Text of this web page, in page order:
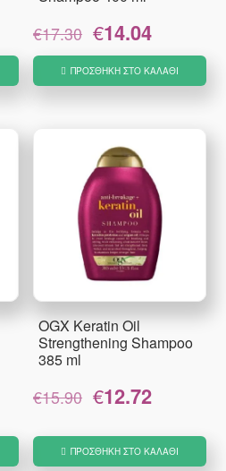
€17.30
Original
price
was:
€17.30.
€14.04
τιμή
είναι:
ΠΡΟΣΘΉΚΗ ΣΤΟ ΚΑΛΆΘΙ
OGX Keratin Oil
Strengthening Shampoo
385 ml
€15.90
Original
price
€12.72
€12.72.
ΠΡΟΣΘΉΚΗ ΣΤΟ ΚΑΛΆΘΙ